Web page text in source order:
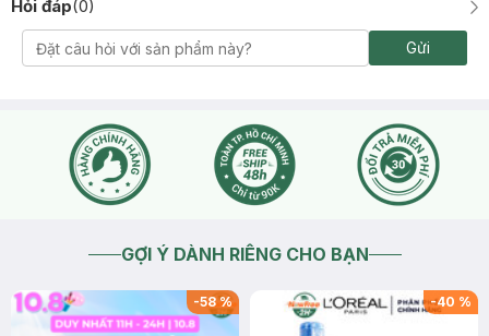
Hỏi đáp(0)
Gửi
GỢI Ý DÀNH RIÊNG CHO BẠN
-58% -40 %